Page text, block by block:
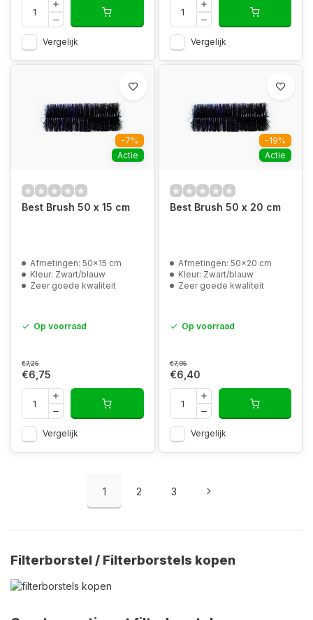
Vergelijk Vergelijk
-7%
Actie
Best Brush 50 x 15 cm
Afmetingen: 50x15 cm
Kleur: Zwart/blauw
Zeer goede kwaliteit
Op voorraad
€7,25
€6,75
Vergelijk
-19%
Actie
Best Brush 50 x 20 cm
Afmetingen: 50x20 cm
Kleur: Zwart/blauw
Zeer goede kwaliteit
Op voorraad
€7,95
€6,40
Vergelijk
1 2 3
Filterborstel / Filterborstels kopen